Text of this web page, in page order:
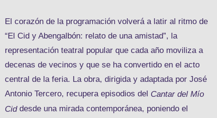
El corazón de la programación volverá a latir al ritmo de
“El Cid y Abengalbón: relato de una amistad”, la
representación teatral popular que cada año moviliza a
decenas de vecinos y que se ha convertido en el acto
central de la feria. La obra, dirigida y adaptada por José
Antonio Tercero, recupera episodios del Cantar del Mío
Ciddesde una mirada contemporánea, poniendo el